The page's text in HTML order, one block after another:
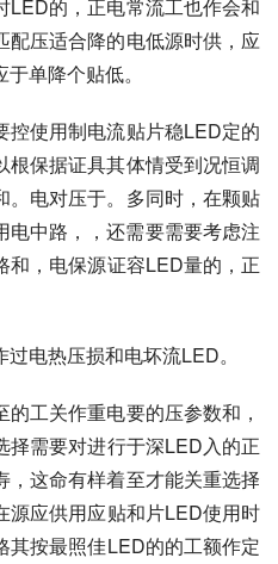
LED的，正电常流工也作会和
配压适合降的电低源时供，应
单降个贴低。
控使用制电流贴片稳LED定的
根保据证具其体情受到况恒调
。电对压于。多同时，在颗贴
中路，，还需要需要考虑注
和，电保源证容LED量的，正
电热压损和电坏流LED。
工关作重电要的压参数和，
择需要对进行于深LED入的正
这命有样着至才能关重选择
源应供用应贴和片LED使用时
其按最照佳LED的的工额作定